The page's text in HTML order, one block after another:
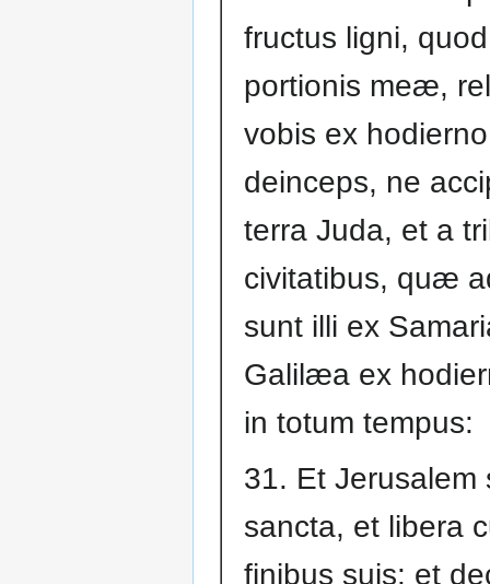
fructus ligni,
portionis meæ,
vobis ex
deinceps, ne
terra Juda, et a
civitatibus, quæ
sunt illi ex
Galilæa ex
in totum tempus:
31. Et Jerusalem
sancta, et libera
finibus suis: et